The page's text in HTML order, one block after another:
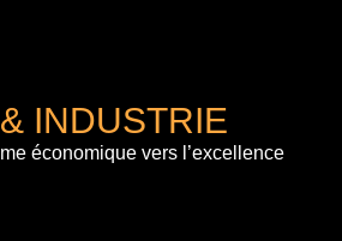
INDUSTRIE
économique vers l’excellence